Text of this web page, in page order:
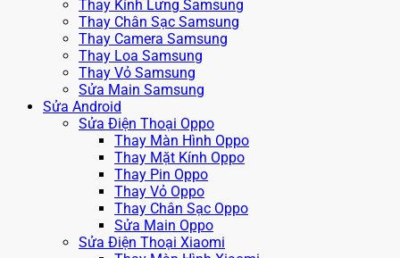
Thay Kính Lưng Samsung
Thay Chân Sạc Samsung
Thay Camera Samsung
Thay Loa Samsung
Thay Vỏ Samsung
Sửa Main Samsung
Sửa Android
Sửa Điện Thoại Oppo
Thay Màn Hình Oppo
Thay Mặt Kính Oppo
Thay Pin Oppo
Thay Vỏ Oppo
Thay Chân Sạc Oppo
Sửa Main Oppo
Sửa Điện Thoại Xiaomi